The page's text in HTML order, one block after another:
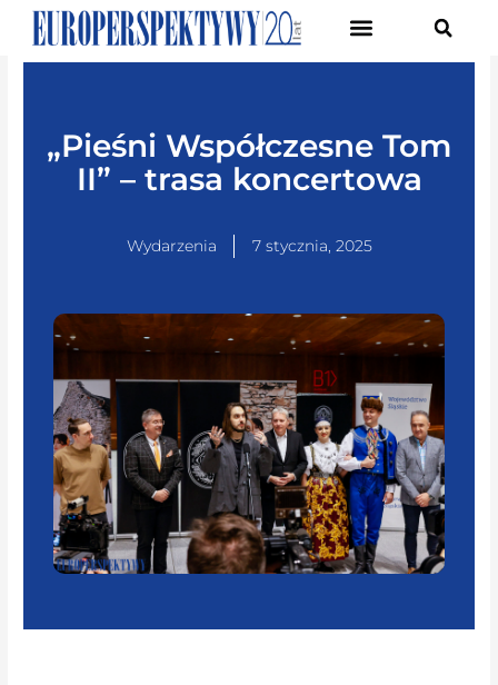
„Pieśni Współczesne Tom
II” – trasa koncertowa
Wydarzenia 7 stycznia, 2025